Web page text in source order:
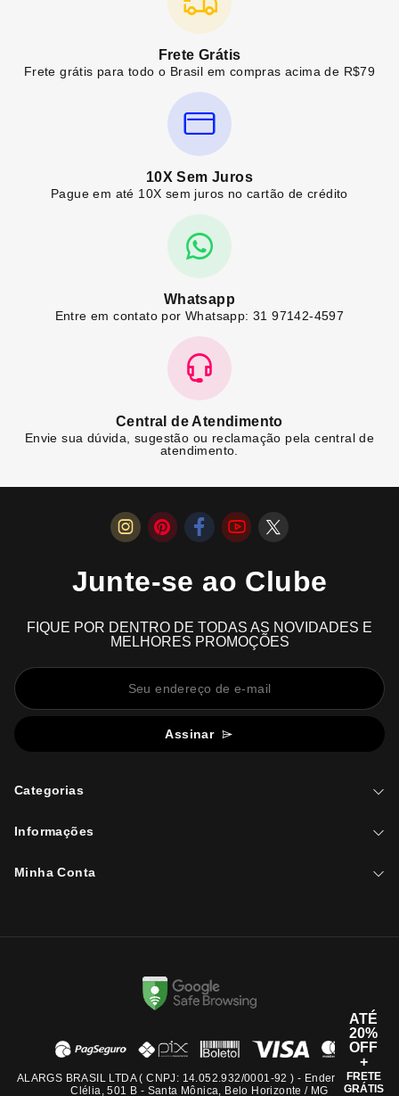
Frete Grátis
Frete grátis para todo o Brasil em compras acima de R$79
10X Sem Juros
Pague em até 10X sem juros no cartão de crédito
Whatsapp
Entre em contato por Whatsapp: 31 97142-4597
Central de Atendimento
Envie sua dúvida, sugestão ou reclamação pela central de
atendimento.
Junte-se ao Clube
FIQUE POR DENTRO DE TODAS AS NOVIDADES E
MELHORES PROMOÇÕES
Assinar
Categorias
Informações
Minha Conta
ALARGS BRASIL LTDA ( CNPJ: 14.052.932/0001-92 ) - Endereço: Rua
Clélia, 501 B - Santa Mônica, Belo Horizonte / MG
ATÉ
20%
OFF
+
FRETE
GRÁTIS